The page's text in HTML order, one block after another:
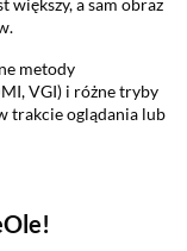
większy, a sam obraz
metody
VGI) i różne tryby
trakcie oglądania lub